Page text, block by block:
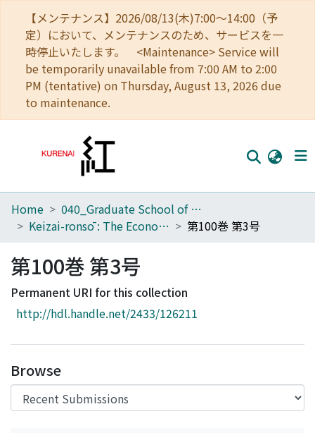
【メンテナンス】2026/08/13(木)7:00～14:00（予
定）において、メンテナンスのため、サービスを一
時停止いたします。 <Maintenance> Service will
be temporarily unavailable from 7:00 AM to 2:00
PM (tentative) on Thursday, August 13, 2026 due
to maintenance.
Home
Browse
Download Ranking
Access Statistics
Home
040_Graduate School of Economics
Keizai-ronsō : The Economic Review
第100巻 第3号
第100巻 第3号
Permanent URI for this collection
http://hdl.handle.net/2433/126211
Browse